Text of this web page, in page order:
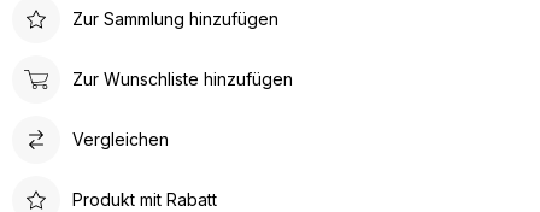
Zur Sammlung hinzufügen
Zur Wunschliste hinzufügen
Vergleichen
Produkt mit Rabatt